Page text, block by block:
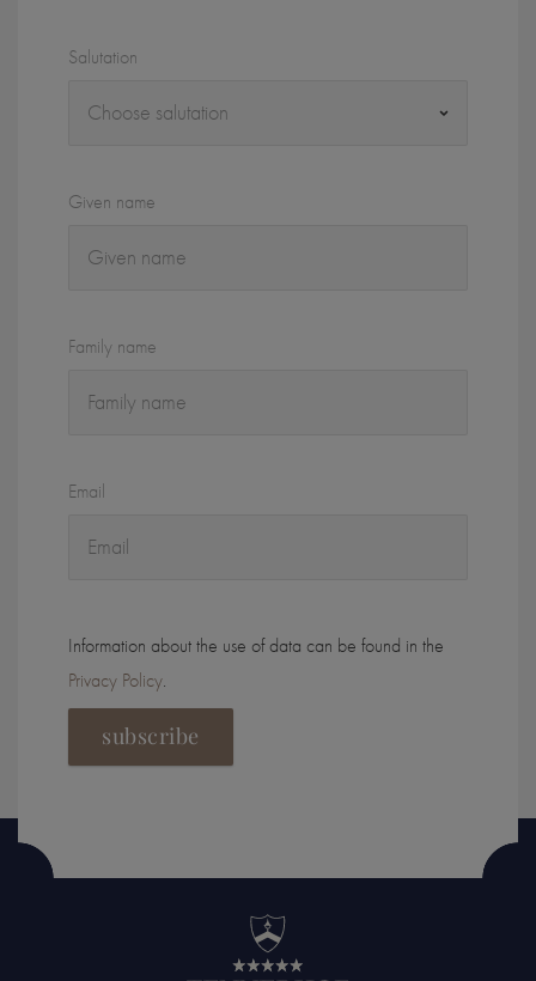
Salutation
Given name
Family name
Email
Information about the use of data can be found in the
Privacy Policy
subscribe